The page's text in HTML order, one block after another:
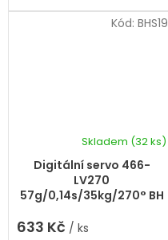
Digitální servo 466-
LV270
57g/0,14s/35kg/270° BH
Skladem (32 ks)
633 Kč / ks
Kód: BHS19